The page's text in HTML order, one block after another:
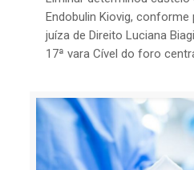
Endobulin Kiovig,
juíza de Direito Luciana
17ª vara Cível do foro